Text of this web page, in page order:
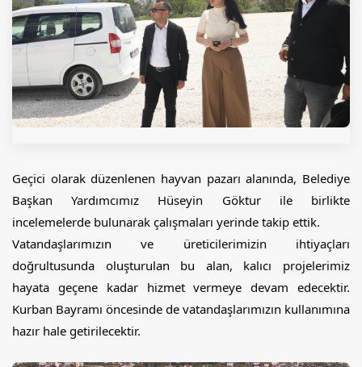
Geçici olarak düzenlenen hayvan pazarı alanında, Belediye
Başkan Yardımcımız Hüseyin Göktur ile birlikte
incelemelerde bulunarak çalışmaları yerinde takip ettik.
Vatandaşlarımızın ve üreticilerimizin ihtiyaçları
doğrultusunda oluşturulan bu alan, kalıcı projelerimiz
hayata geçene kadar hizmet vermeye devam edecektir.
Kurban Bayramı öncesinde de vatandaşlarımızın kullanımına
hazır hale getirilecektir.